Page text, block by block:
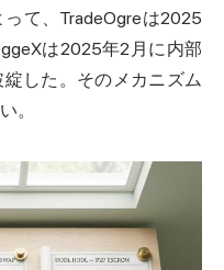
て、TradeOgreは2025
は2025年2月に内部
した。そのメカニズム
。